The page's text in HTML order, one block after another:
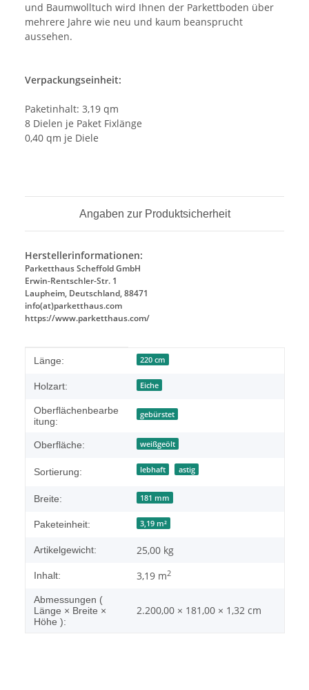
und Baumwolltuch wird Ihnen der Parkettboden über
mehrere Jahre wie neu und kaum beansprucht
aussehen.
Verpackungseinheit:
Paketinhalt: 3,19 qm
8 Dielen je Paket Fixlänge
0,40 qm je Diele
Angaben zur Produktsicherheit
Herstellerinformationen:
Parketthaus Scheffold GmbH
Erwin-Rentschler-Str. 1
Laupheim, Deutschland, 88471
info(at)parketthaus.com
https://www.parketthaus.com/
Produkteigenschaft
Wert
Länge: 220 cm
Holzart: Eiche
Oberflächenbearbe
itung:
gebürstet
Oberfläche: weißgeölt
Sortierung: lebhaft astig
Breite: 181 mm
Paketeinheit: 3,19 m²
Artikelgewicht: 25,00 kg
Inhalt: 3,19 m2
Abmessungen (
Länge × Breite ×
Höhe ):
2.200,00 × 181,00 × 1,32 cm